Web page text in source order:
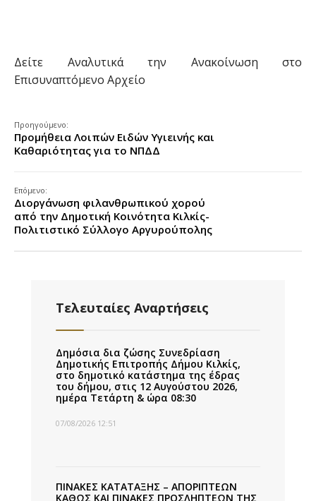
Δείτε Αναλυτικά την Ανακοίνωση στο
Επισυναπτόμενο Αρχείο
Προηγούμενο:
Προμήθεια Λοιπών Ειδών Υγιεινής και
Καθαριότητας για το ΝΠΔΔ
Επόμενο:
Διοργάνωση φιλανθρωπικού χορού
από την Δημοτική Κοινότητα Κιλκίς-
Πολιτιστικό Σύλλογο Αργυρούπολης
Τελευταίες Αναρτήσεις
Δημόσια δια ζώσης Συνεδρίαση
Δημοτικής Επιτροπής Δήμου Κιλκίς,
στο δημοτικό κατάστημα της έδρας
του δήμου, στις 12 Αυγούστου 2026,
ημέρα Τετάρτη & ώρα 08:30
07/08/2026 12:51
ΠΙΝΑΚΕΣ ΚΑΤΑΤΑΞΗΣ – ΑΠΟΡΙΠΤΕΩΝ
ΚΑΘΩΣ ΚΑΙ ΠΙΝΑΚΕΣ ΠΡΟΣΛΗΠΤΕΩΝ ΤΗΣ